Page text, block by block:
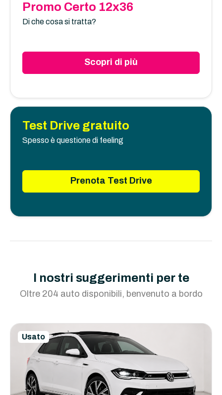
Promo Certo 12x36
Di che cosa si tratta?
Scopri di più
Test Drive gratuito
Spesso è questione di feeling
Prenota Test Drive
I nostri suggerimenti per te
Oltre 204 auto disponibili, benvenuto a bordo
Usato